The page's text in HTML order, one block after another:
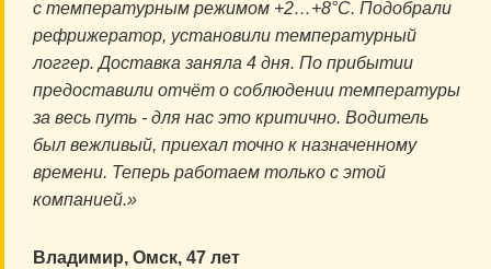
с температурным режимом +2…+8°C. Подобрали
рефрижератор, установили температурный
логгер. Доставка заняла 4 дня. По прибытии
предоставили отчёт о соблюдении температуры
за весь путь - для нас это критично. Водитель
был вежливый, приехал точно к назначенному
времени. Теперь работаем только с этой
компанией.»
Владимир, Омск, 47 лет